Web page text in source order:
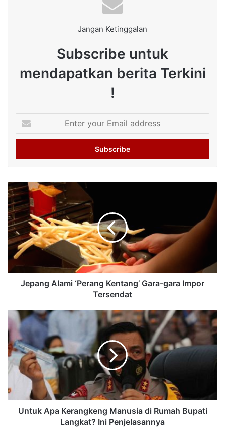
Jangan Ketinggalan
Subscribe untuk
mendapatkan berita Terkini
!
your
Email
Jepang Alami ‘Perang Kentang’ Gara-gara Impor
Tersendat
Untuk Apa Kerangkeng Manusia di Rumah Bupati
Langkat? Ini Penjelasannya